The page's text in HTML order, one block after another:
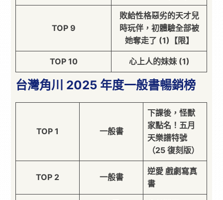
TOP 9
敗給性格惡劣的天才兒
時玩伴，初體驗全部被
她奪走了 (1)【限】
TOP 10 心上人的妹妹 (1)
台灣角川 2025 年度一般書暢銷榜
TOP 1 一般書
下課後，怪獸
家點名！五月
天樂譜特號
（25 復刻版）
TOP 2 一般書
逆愛 戲劇寫真
書